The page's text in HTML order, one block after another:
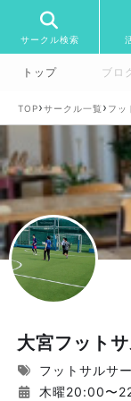
サークル検索
トップ ブロ
TOP›サークル一覧 › フッ
大宮フット
フットサルサ
木曜20:00〜